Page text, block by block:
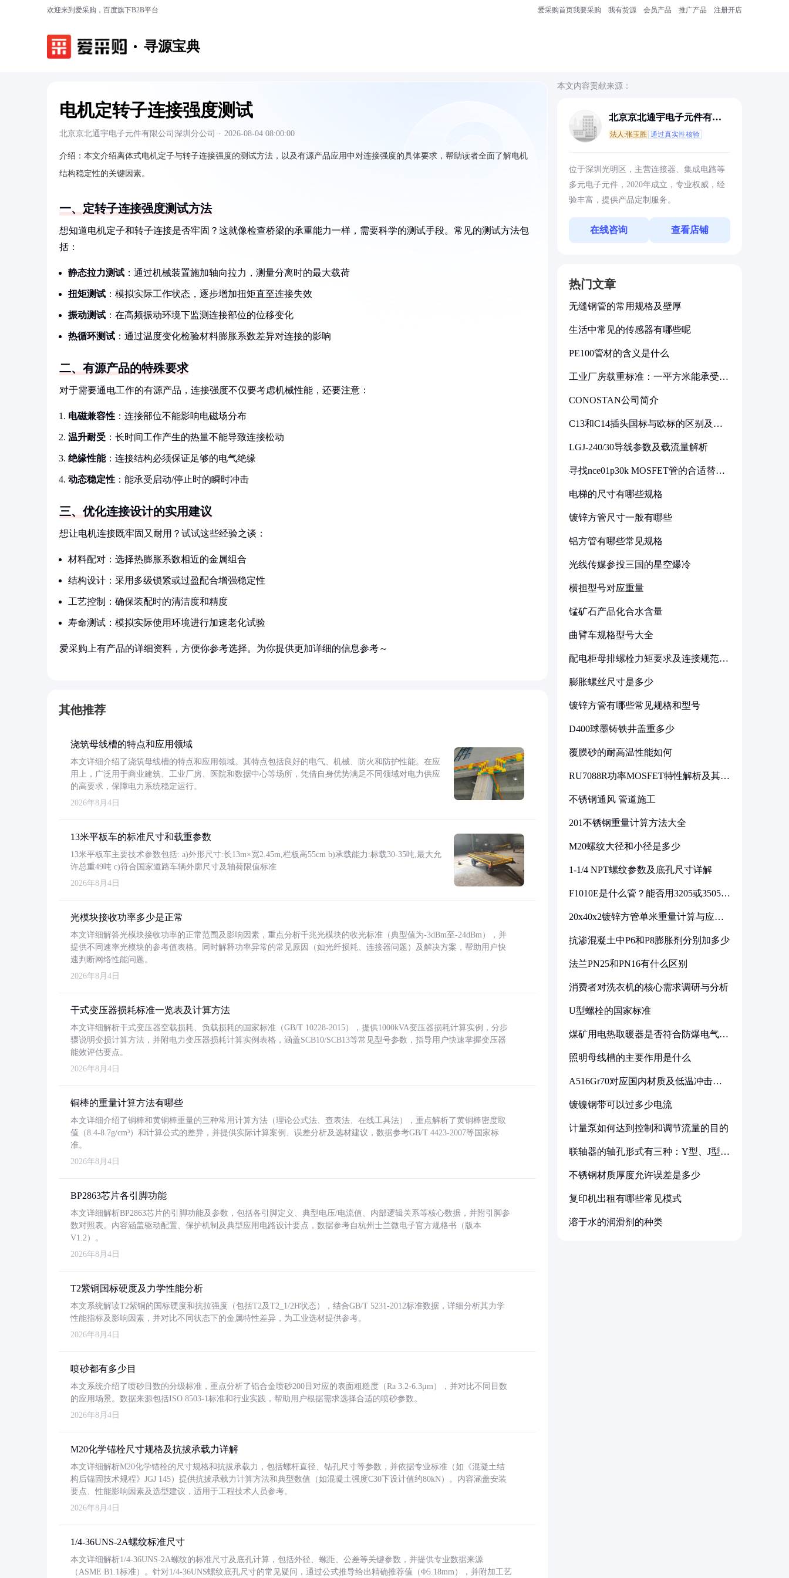
欢迎来到爱采购，百度旗下B2B平台 爱采购首页我要采购 我有货源 会员产品 推广产品 注册开店
寻源宝典
电机定转子连接强度测试
北京京北通宇电子元件有限公司深圳分公司 · 2026-08-04 08:00:00
介绍： 本文介绍离体式电机定子与转子连接强度的测试方法，以及有源产品应用中对连接强度的具体要求，帮助读者全面了解电机
结构稳定性的关键因素。
一、定转子连接强度测试方法
想知道电机定子和转子连接是否牢固？这就像检查桥梁的承重能力一样，需要科学的测试手段。常见的测试方法包
括：
静态拉力测试 ：通过机械装置施加轴向拉力，测量分离时的最大载荷
扭矩测试 ：模拟实际工作状态，逐步增加扭矩直至连接失效
振动测试 ：在高频振动环境下监测连接部位的位移变化
热循环测试 ：通过温度变化检验材料膨胀系数差异对连接的影响
二、有源产品的特殊要求
对于需要通电工作的有源产品，连接强度不仅要考虑机械性能，还要注意：
电磁兼容性 ：连接部位不能影响电磁场分布
温升耐受 ：长时间工作产生的热量不能导致连接松动
绝缘性能：连接结构必须保证足够的电气绝缘
动态稳定性 ：能承受启动/停止时的瞬时冲击
三、优化连接设计的实用建议
想让电机连接既牢固又耐用？试试这些经验之谈：
材料配对：选择热膨胀系数相近的金属组合
结构设计：采用多级锁紧或过盈配合增强稳定性
工艺控制：确保装配时的清洁度和精度
寿命测试：模拟实际使用环境进行加速老化试验
爱采购上有产品的详细资料，方便你参考选择。为你提供更加详细的信息参考～
其他推荐
浇筑母线槽的特点和应用领域
本文详细介绍了浇筑母线槽的特点和应用领域。其特点包括良好的电气、机械、防火和防护性能。在应
用上，广泛用于商业建筑、工业厂房、医院和数据中心等场所，凭借自身优势满足不同领域对电力供应
的高要求，保障电力系统稳定运行。
2026年8月4日
13米平板车的标准尺寸和载重参数
13米平板车主要技术参数包括: a)外形尺寸:长13m×宽2.45m,栏板高55cm b)承载能力:标载30-35吨,最大允
许总重49吨 c)符合国家道路车辆外廓尺寸及轴荷限值标准
2026年8月4日
光模块接收功率多少是正常
本文详细解答光模块接收功率的正常范围及影响因素，重点分析千兆光模块的收光标准（典型值为-3dBm至-24dBm），并
提供不同速率光模块的参考值表格。同时解释功率异常的常见原因（如光纤损耗、连接器问题）及解决方案，帮助用户快
速判断网络性能问题。
2026年8月4日
干式变压器损耗标准一览表及计算方法
本文详细解析干式变压器空载损耗、负载损耗的国家标准（GB/T 10228-2015），提供1000kVA变压器损耗计算实例，分步
骤说明变损计算方法，并附电力变压器损耗计算实例表格，涵盖SCB10/SCB13等常见型号参数，指导用户快速掌握变压器
能效评估要点。
2026年8月4日
铜棒的重量计算方法有哪些
本文详细介绍了铜棒和黄铜棒重量的三种常用计算方法（理论公式法、查表法、在线工具法），重点解析了黄铜棒密度取
值（8.4-8.7g/cm³）和计算公式的差异，并提供实际计算案例、误差分析及选材建议，数据参考GB/T 4423-2007等国家标
准。
2026年8月4日
BP2863芯片各引脚功能
本文详细解析BP2863芯片的引脚功能及参数，包括各引脚定义、典型电压/电流值、内部逻辑关系等核心数据，并附引脚参
数对照表。内容涵盖驱动配置、保护机制及典型应用电路设计要点，数据参考自杭州士兰微电子官方规格书（版本
V1.2）。
2026年8月4日
T2紫铜国标硬度及力学性能分析
本文系统解读T2紫铜的国标硬度和抗拉强度（包括T2及T2_1/2H状态），结合GB/T 5231-2012标准数据，详细分析其力学
性能指标及影响因素，并对比不同状态下的金属特性差异，为工业选材提供参考。
2026年8月4日
喷砂都有多少目
本文系统介绍了喷砂目数的分级标准，重点分析了铝合金喷砂200目对应的表面粗糙度（Ra 3.2-6.3μm），并对比不同目数
的应用场景。数据来源包括ISO 8503-1标准和行业实践，帮助用户根据需求选择合适的喷砂参数。
2026年8月4日
M20化学锚栓尺寸规格及抗拔承载力详解
本文详细解析M20化学锚栓的尺寸规格和抗拔承载力，包括螺杆直径、钻孔尺寸等参数，并依据专业标准（如《混凝土结
构后锚固技术规程》JGJ 145）提供抗拔承载力计算方法和典型数值（如混凝土强度C30下设计值约80kN）。内容涵盖安装
要点、性能影响因素及选型建议，适用于工程技术人员参考。
2026年8月4日
1/4-36UNS-2A螺纹标准尺寸
本文详细解析1/4-36UNS-2A螺纹的标准尺寸及底孔计算，包括外径、螺距、公差等关键参数，并提供专业数据来源
（ASME B1.1标准）。针对1/4-36UNS螺纹底孔尺寸的常见疑问，通过公式推导给出精确推荐值（Φ5.18mm），并附加工艺
本文内容贡献来源：
北京京北通宇电子元件有限
法人:张玉胜 通过真实性核验
位于深圳光明区，主营连接器、集成电路等
多元电子元件，2020年成立，专业权威，经
验丰富，提供产品定制服务。
在线咨询 查看店铺
热门文章
无缝钢管的常用规格及壁厚
生活中常见的传感器有哪些呢
PE100管材的含义是什么
工业厂房载重标准：一平方米能承受多
CONOSTAN公司简介
C13和C14插头国标与欧标的区别及其
LGJ-240/30导线参数及载流量解析
寻找nce01p30k MOSFET管的合适替代
电梯的尺寸有哪些规格
镀锌方管尺寸一般有哪些
铝方管有哪些常见规格
光线传媒参投三国的星空爆冷
横担型号对应重量
锰矿石产品化合水含量
曲臂车规格型号大全
配电柜母排螺栓力矩要求及连接规范详
膨胀螺丝尺寸是多少
镀锌方管有哪些常见规格和型号
D400球墨铸铁井盖重多少
覆膜砂的耐高温性能如何
RU7088R功率MOSFET特性解析及其在
不锈钢通风 管道施工
201不锈钢重量计算方法大全
M20螺纹大径和小径是多少
1-1/4 NPT螺纹参数及底孔尺寸详解
F1010E是什么管？能否用3205或3505代
20x40x2镀锌方管单米重量计算与应用
抗渗混凝土中P6和P8膨胀剂分别加多少
法兰PN25和PN16有什么区别
消费者对洗衣机的核心需求调研与分析
U型螺栓的国家标准
煤矿用电热取暖器是否符合防爆电气设
照明母线槽的主要作用是什么
A516Gr70对应国内材质及低温冲击要
镀镍钢带可以过多少电流
计量泵如何达到控制和调节流量的目的
联轴器的轴孔形式有三种：Y型、J型、
不锈钢材质厚度允许误差是多少
复印机出租有哪些常见模式
溶于水的润滑剂的种类